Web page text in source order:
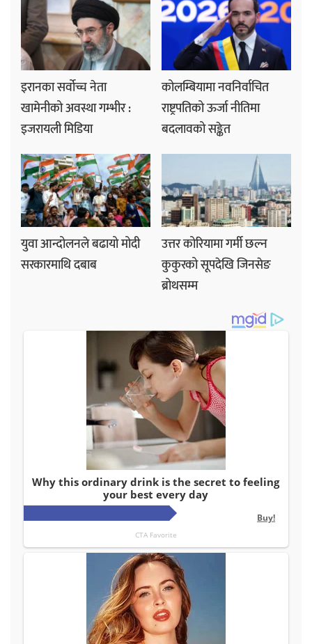
इरानका सर्वोच्च नेता
खामेनीको अवस्था गम्भीर :
इजरायली मिडिया
कोलम्बियामा नवनिर्वाचित
राष्ट्रपतिको ऊर्जा नीतिमा
बदलावको सङ्केत
युवा आन्दोलनले बढायो मोदी
सरकारमाथि दबाब
उत्तर कोरियामा गर्मी छल्न
कुकुरको सूपदेखि जिनसेङ
ब्रोथसम्म